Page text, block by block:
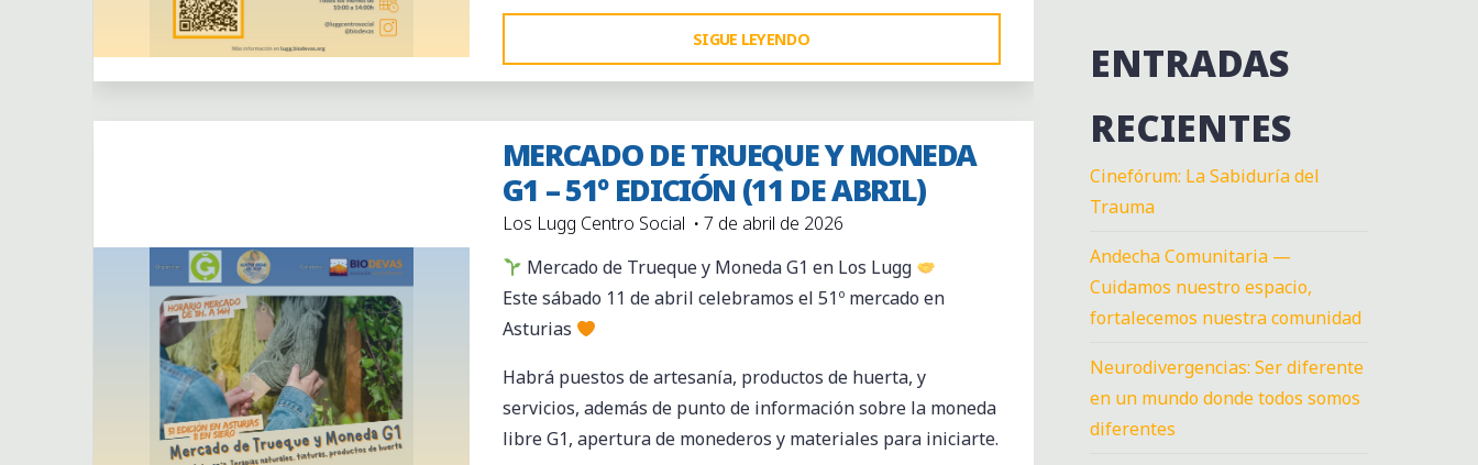
Centro Social los Lugg
SIGUE LEYENDO
VIERNES
MAYO
CERRAMOS…
PERO
CONTAMOS
MERCADO DE TRUEQUE Y MONEDA
G1 – 51º EDICIÓN (11 DE ABRIL)
Los Lugg Centro Social
7 de abril de 2026
Mercado de Trueque y Moneda G1 en Los Lugg
Este sábado 11 de abril celebramos el 51º mercado en
Asturias
Habrá puestos de artesanía, productos de huerta, y
servicios, además de punto de información sobre la moneda
libre G1, apertura de monederos y materiales para iniciarte.
ENTRADAS
RECIENTES
Cinefórum: La Sabiduría del
Trauma
Andecha Comunitaria —
Cuidamos nuestro espacio,
fortalecemos nuestra comunidad
Neurodivergencias: Ser diferente
en un mundo donde todos somos
diferentes